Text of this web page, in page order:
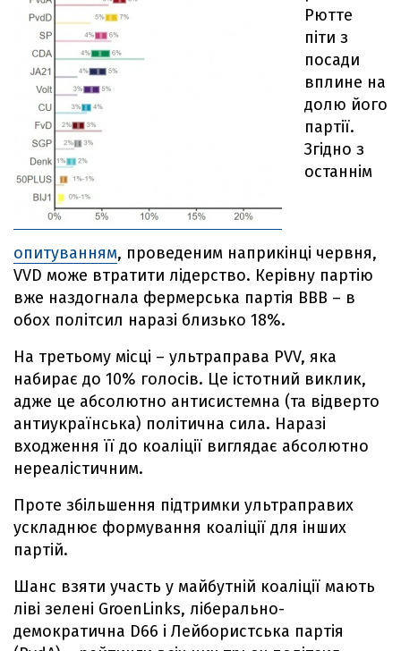
Рютте
піти з
посади
вплине на
долю його
партії.
Згідно з
останнім
опитуванням, проведеним наприкінці червня,
VVD може втратити лідерство. Керівну партію
вже наздогнала фермерська партія ВВВ – в
обох політсил наразі близько 18%.
На третьому місці – ультраправа PVV, яка
набирає до 10% голосів. Це істотний виклик,
адже це абсолютно антисистемна (та відверто
антиукраїнська) політична сила. Наразі
входження її до коаліції виглядає абсолютно
нереалістичним.
Проте збільшення підтримки ультраправих
ускладнює формування коаліції для інших
партій.
Шанс взяти участь у майбутній коаліції мають
ліві зелені GroenLinks, ліберально-
демократична D66 і Лейбористська партія